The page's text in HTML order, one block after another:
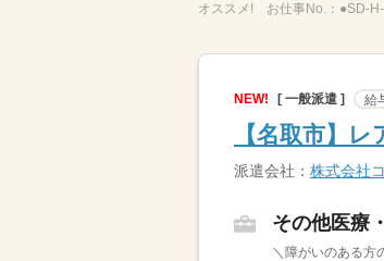
オススメ! お仕事No.： ●SD-
NEW! [ 一般派遣 ] 給
【名取市】
派遣会社： 株式会社
その他医療
＼障がいのある